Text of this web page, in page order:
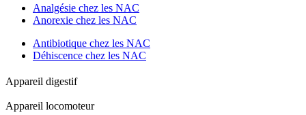
Analgésie chez les NAC
Anorexie chez les NAC
Antibiotique chez les NAC
Déhiscence chez les NAC
Appareil digestif
Appareil locomoteur